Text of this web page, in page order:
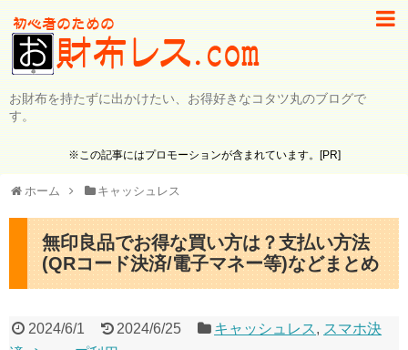
お財布を持たずに出かけたい、お得好きなコタツ丸のブログで
す。
※この記事にはプロモーションが含まれています。[PR]
ホーム キャッシュレス
無印良品でお得な買い方は？支払い方法
(QRコード決済/電子マネー等)などまとめ
2024/6/1 2024/6/25 キャッシュレス, スマホ決